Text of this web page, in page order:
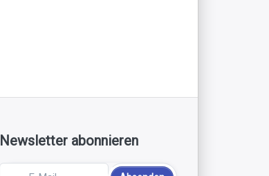
Newsletter abonnieren